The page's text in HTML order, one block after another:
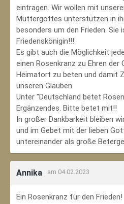
eintragen. Wir wollen mit
Muttergottes unterstützen in
besonders um den Frieden. Sie
Friedenskönigin!!!
Es gibt auch die Möglichkeit
einen Rosenkranz zu Ehren
Heimatort zu beten und damit
unseren Glauben.
Unter "Deutschland betet
Ergänzendes. Bitte betet mit!!
In großer Dankbarkeit bleiben
und im Gebet mit der lieben
untereinander als große
Annika am 04.02.2023
Ein Rosenkranz für den Frieden!